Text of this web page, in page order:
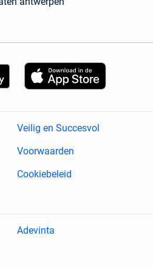
Veilig en Succesvol
Voorwaarden
Cookiebeleid
Adevinta